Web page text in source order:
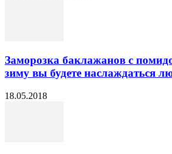
Заморозка баклажанов с
зиму вы будете наслаждаться
18.05.2018